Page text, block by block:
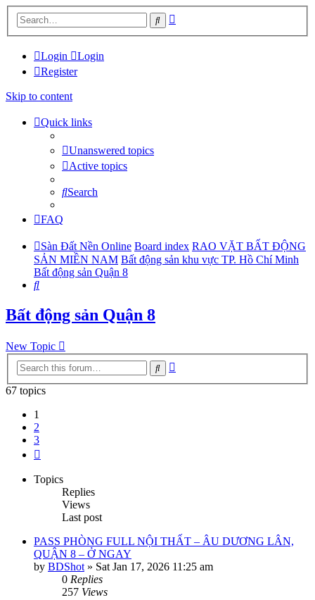
Search
Login
Login
Register
Skip to content
Quick links
Unanswered topics
Active topics
Search
FAQ
Sàn Đất Nền Online Board index RAO VẶT BẤT ĐỘNG
SẢN MIỀN NAM Bất động sản khu vực TP. Hồ Chí Minh
Bất động sản Quận 8
Search
Bất động sản Quận 8
New Topic
Search
67 topics
1
2
3
Topics
Replies
Views
Last post
PASS PHÒNG FULL NỘI THẤT – ÂU DƯƠNG LÂN,
QUẬN 8 – Ở NGAY
by BDShot » Sat Jan 17, 2026 11:25 am
0 Replies
257 Views